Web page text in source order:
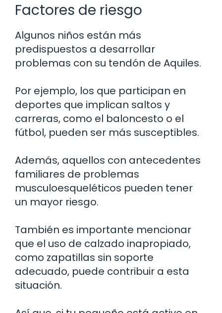
Factores de riesgo
Algunos niños están más
predispuestos a desarrollar
problemas con su tendón de Aquiles.
Por ejemplo, los que participan en
deportes que implican saltos y
carreras, como el baloncesto o el
fútbol, pueden ser más susceptibles.
Además, aquellos con antecedentes
familiares de problemas
musculoesqueléticos pueden tener
un mayor riesgo.
También es importante mencionar
que el uso de calzado inapropiado,
como zapatillas sin soporte
adecuado, puede contribuir a esta
situación.